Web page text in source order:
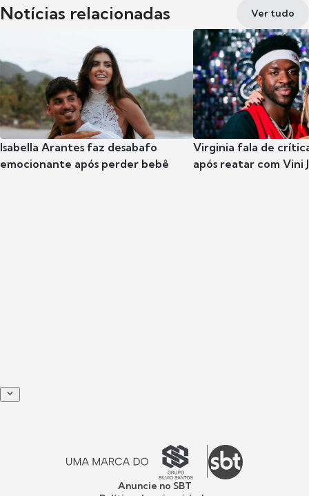
Notícias relacionadas Ver tudo
Isabella Arantes faz desabafo
emocionante após perder bebê
Virginia fala de
após reatar com Vini
Anuncie no SBT